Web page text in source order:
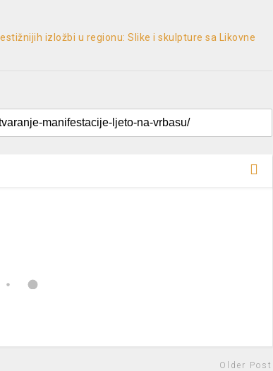
izložbi u regionu: Slike i skulpture sa Likovne
Older Post